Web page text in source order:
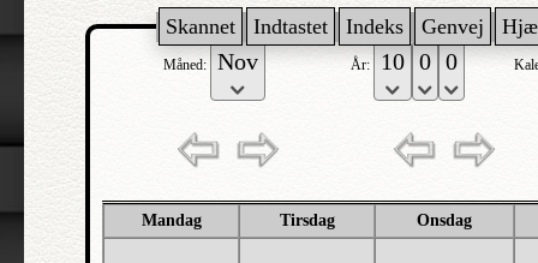
Skannet Indtastet Indeks Genvej
Måned: År:
Mandag Tirsdag Onsdag